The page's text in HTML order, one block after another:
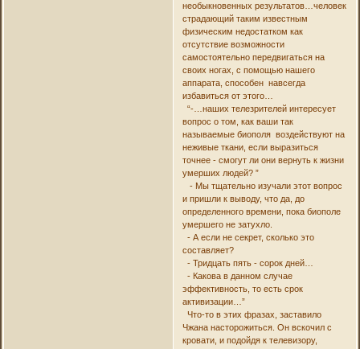
необыкновенных результатов…человек
страдающий таким известным
физическим недостатком как
отсутствие возможности
самостоятельно передвигаться на
своих ногах, с помощью нашего
аппарата, способен навсегда
избавиться от этого…
“-…наших телезрителей интересует
вопрос о том, как ваши так
называемые биополя воздействуют на
неживые ткани, если выразиться
точнее - смогут ли они вернуть к жизни
умерших людей? ”
- Мы тщательно изучали этот вопрос
и пришли к выводу, что да, до
определенного времени, пока биополе
умершего не затухло.
- А если не секрет, сколько это
составляет?
- Тридцать пять - сорок дней…
- Какова в данном случае
эффективность, то есть срок
активизации…”
Что-то в этих фразах, заставило
Чжана насторожиться. Он вскочил с
кровати, и подойдя к телевизору,